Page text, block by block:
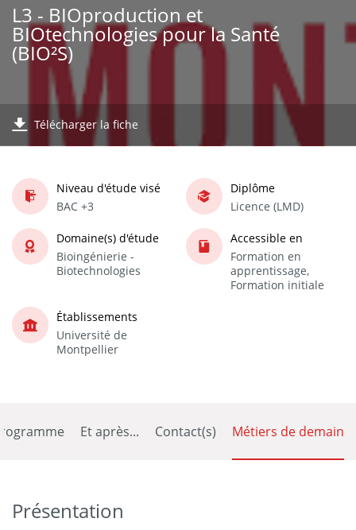
L3 - BIOproduction et
BIOtechnologies pour la Santé
(BIO²S)
Télécharger la fiche
Niveau d'étude visé
BAC +3
Diplôme
Licence (LMD)
Domaine(s) d'étude
Bioingénierie -
Biotechnologies
Accessible en
Formation en
apprentissage,
Formation initiale
Établissements
Université de
Montpellier
Et après... Contact(s) Métiers de demain
Présentation